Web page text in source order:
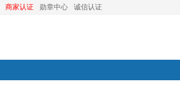
商家认证 勋章中心 诚信认证